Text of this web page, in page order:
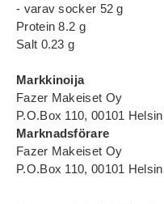
- varav socker 52 g
Protein 8.2 g
Salt 0.23 g
Markkinoija
Fazer Makeiset Oy
P.O.Box 110, 00101
Marknadsförare
Fazer Makeiset Oy
P.O.Box 110, 00101